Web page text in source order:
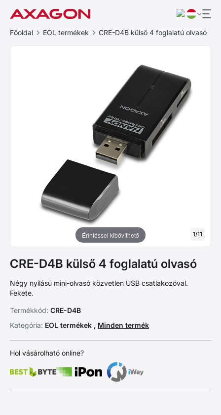
Főoldal EOL termékek CRE-D4B külső 4 foglalatú olvasó
Érintéssel kibővíthető 1/11
CRE-D4B külső 4 foglalatú olvasó
Négy nyílású mini-olvasó közvetlen USB csatlakozóval.
Fekete.
Termékkód: CRE-D4B
Kategória: EOL termékek , Minden termék
Hol vásárolható online?